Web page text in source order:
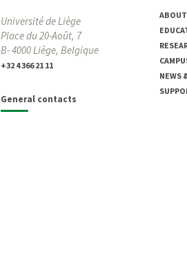
Université de Liège
Place du 20-Août, 7
B- 4000 Liège, Belgique
+32 4 366 21 11
General contacts
NEWS